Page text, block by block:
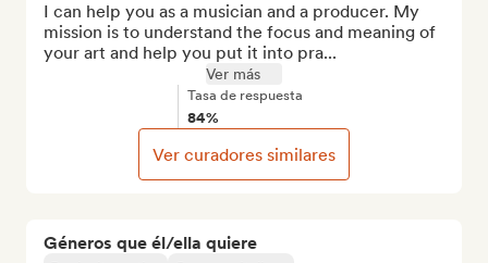
Géneros que él/ella quiere
I can help you as a musician and a producer. My
mission is to understand the focus and meaning of
your art and help you put it into pra...
Ver más
Tasa de respuesta
84%
Ver curadores similares